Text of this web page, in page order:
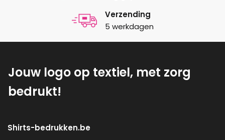
Verzending
5 werkdagen
Jouw logo op textiel, met zorg
bedrukt!
Shirts-bedrukken.be